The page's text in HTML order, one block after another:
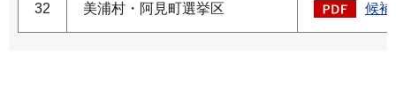
32 美浦村・阿見町選挙区 候